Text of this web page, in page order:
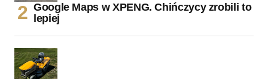
Google Maps w XPENG. Chińczycy zrobili to
lepiej